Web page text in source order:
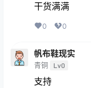
干货满满
0 0
帆布鞋现实
青铜 Lv0
支持